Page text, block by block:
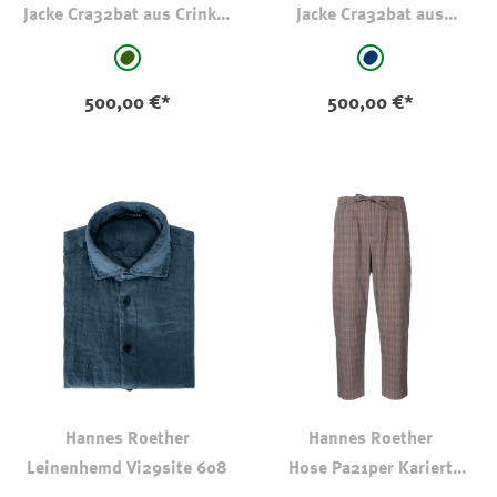
Jacke Cra32bat aus Crinkle
auswählen
dkl oliv-kaki
500,00 €*
Jacke Cra32bat aus
auswählen
marine
500,00 €*
Hannes Roether
Leinenhemd Vi29site 608
Hannes Roether
Hose Pa21per Kariert